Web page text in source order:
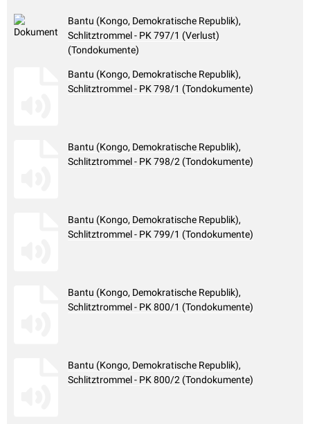
Bantu (Kongo, Demokratische Republik),
Schlitztrommel - PK 797/1 (Verlust)
(Tondokumente)
Bantu (Kongo, Demokratische Republik),
Schlitztrommel - PK 798/1 (Tondokumente)
Bantu (Kongo, Demokratische Republik),
Schlitztrommel - PK 798/2 (Tondokumente)
Bantu (Kongo, Demokratische Republik),
Schlitztrommel - PK 799/1 (Tondokumente)
Bantu (Kongo, Demokratische Republik),
Schlitztrommel - PK 800/1 (Tondokumente)
Bantu (Kongo, Demokratische Republik),
Schlitztrommel - PK 800/2 (Tondokumente)